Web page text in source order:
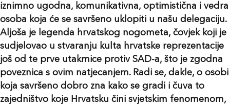
iznimno ugodna, komunikativna, optimistična i vedra
osoba koja će se savršeno uklopiti u našu delegaciju.
Aljoša je legenda hrvatskog nogometa, čovjek koji je
sudjelovao u stvaranju kulta hrvatske reprezentacije
još od te prve utakmice protiv SAD-a, što je zgodna
poveznica s ovim natjecanjem. Radi se, dakle, o osobi
koja savršeno dobro zna kako se gradi i čuva to
zajedništvo koje Hrvatsku čini svjetskim fenomenom,